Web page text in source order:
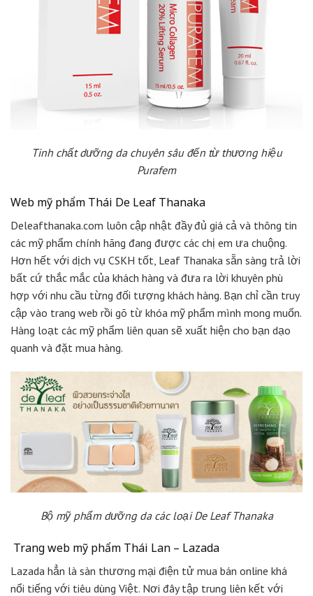
Tinh chất dưỡng da chuyên sâu đến từ thương hiệu
Purafem
Web mỹ phẩm Thái De Leaf Thanaka
Deleafthanaka.com luôn cập nhật đầy đủ giá cả và thông tin
các mỹ phẩm chính hãng đang được các chị em ưa chuộng.
Hơn hết với dịch vụ CSKH tốt, Leaf Thanaka sẵn sàng trả lời
bất cứ thắc mắc của khách hàng và đưa ra lời khuyên phù
hợp với nhu cầu từng đối tượng khách hàng. Bạn chỉ cần truy
cập vào trang web rồi gõ từ khóa mỹ phẩm mình mong muốn.
Hàng loạt các mỹ phẩm liên quan sẽ xuất hiện cho bạn dạo
quanh và đặt mua hàng.
Bộ mỹ phẩm dưỡng da các loại De Leaf Thanaka
Trang web mỹ phẩm Thái Lan – Lazada
Lazada hẳn là sàn thương mại điện tử mua bán online khá
nổi tiếng với tiêu dùng Việt. Nơi đây tập trung liên kết với